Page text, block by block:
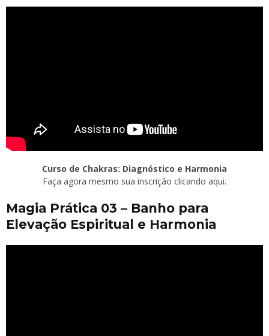
Curso de Chakras: Diagnóstico e Harmonia
Faça agora mesmo sua inscrição clicando aqui.
Magia Prática 03 – Banho para
Elevação Espiritual e Harmonia